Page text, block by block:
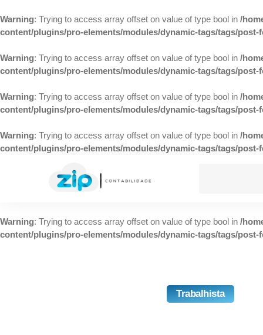
Warning: Trying to access array offset on value of type bool in /
content/plugins/pro-elements/modules/dynamic-tags/tags/post-
Warning: Trying to access array offset on value of type bool in /
content/plugins/pro-elements/modules/dynamic-tags/tags/post-
Warning: Trying to access array offset on value of type bool in /
content/plugins/pro-elements/modules/dynamic-tags/tags/post-
Warning: Trying to access array offset on value of type bool in /
content/plugins/pro-elements/modules/dynamic-tags/tags/post-
Warning: Trying to access array offset on value of type bool in /
content/plugins/pro-elements/modules/dynamic-tags/tags/post-
Trabalhista